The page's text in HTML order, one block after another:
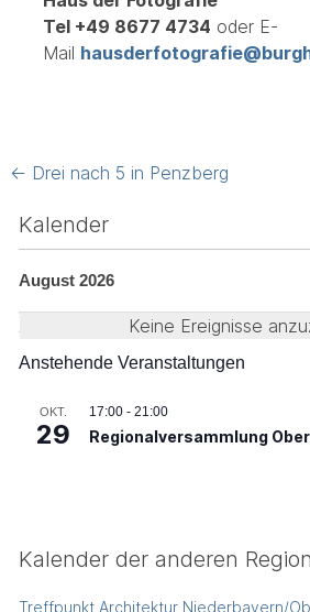
Tel +49 8677 4734 oder E-
Mail
Post
← Drei nach 5 in Penzberg
Kalender
August 2026
Keine Ereignisse
Anstehende Veranstaltungen
OKT.
29
17:00- 21:00
Regionalversammlung
Kalender der anderen
Treffpunkt Architektur Niederbayern/